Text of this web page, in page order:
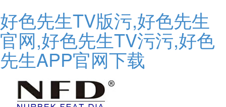
好色先生TV版污,好色先生
官网,好色先生TV污污,好色
先生APP官网下载